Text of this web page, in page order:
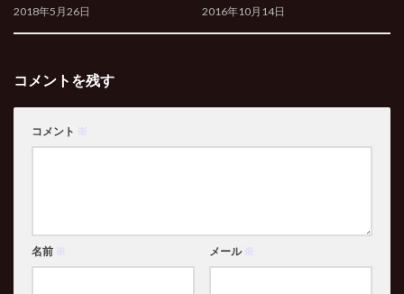
2018年5月26日 2016年10月14日
コメントを残す
コメント ※
名前 ※ メール ※